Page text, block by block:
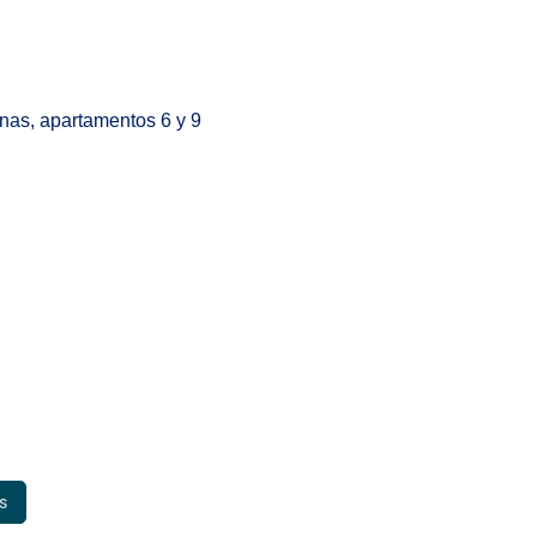
apartamentos 6 y 9